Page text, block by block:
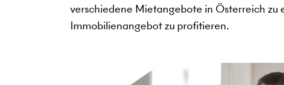
verschiedene Mietangebote in Österreich
Immobilienangebot zu profitieren.